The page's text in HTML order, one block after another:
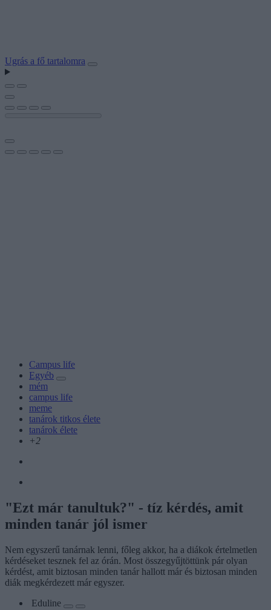
Ugrás a fő tartalomra
Campus life
Egyéb
mém
campus life
meme
tanárok titkos élete
tanárok élete
+2
"Ezt már tanultuk?" - tíz kérdés, amit
minden tanár jól ismer
Nem egyszerű tanárnak lenni, főleg akkor, ha a diákok értelmetlen
kérdéseket tesznek fel az órán. Most összegyűjtöttünk pár olyan
kérdést, amit biztosan minden tanár hallott már és biztosan minden
diák megkérdezett már egyszer.
Eduline